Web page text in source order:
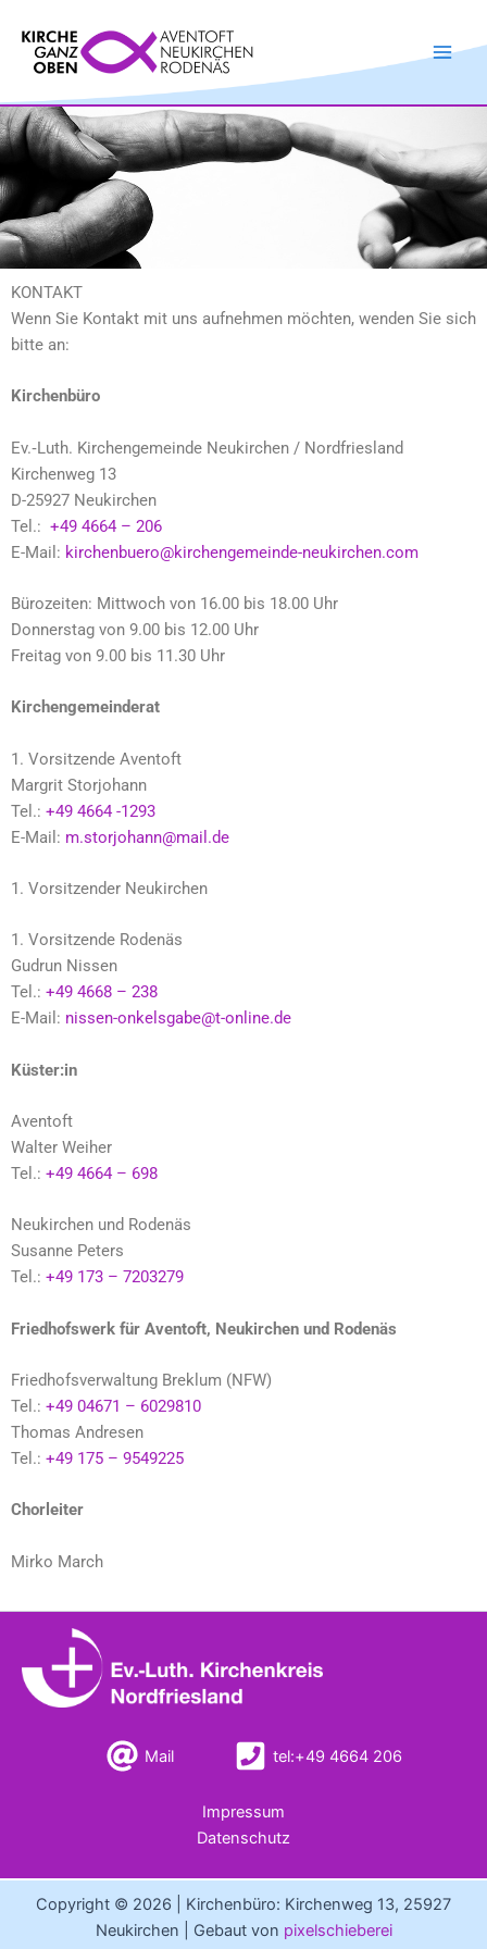
Inhalt
springen
KONTAKT
Wenn Sie Kontakt mit uns aufnehmen möchten, wenden Sie sich
bitte an:
Kirchenbüro
Ev.‑Luth. Kirchengemeinde Neukirchen / Nordfriesland
Kirchenweg 13
D-25927 Neukirchen
Tel.: +49 4664 – 206
E-Mail: kirchenbuero@kirchengemeinde-neukirchen.com
Bürozeiten: Mittwoch von 16.00 bis 18.00 Uhr
Donnerstag von 9.00 bis 12.00 Uhr
Freitag von 9.00 bis 11.30 Uhr
Kirchengemeinderat
1. Vorsitzende Aventoft
Margrit Storjohann
Tel.: +49 4664 -1293
E-Mail: m.storjohann@mail.de
1. Vorsitzender Neukirchen
1. Vorsitzende Rodenäs
Gudrun Nissen
Tel.: +49 4668 – 238
E-Mail: nissen-onkelsgabe@t-online.de
Küster:in
Aventoft
Walter Weiher
Tel.: +49 4664 – 698
Neukirchen und Rodenäs
Susanne Peters
Tel.: +49 173 – 7203279
Friedhofswerk für Aventoft, Neukirchen und Rodenäs
Friedhofsverwaltung Breklum (NFW)
Tel.: +49 04671 – 6029810
Thomas Andresen
Tel.: +49 175 – 9549225
Chorleiter
Mirko March
Mail tel:+49 4664 206
Impressum
Datenschutz
Copyright © 2026 | Kirchenbüro: Kirchenweg 13, 25927
Neukirchen | Gebaut von pixelschieberei